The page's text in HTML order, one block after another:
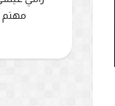
مهتم